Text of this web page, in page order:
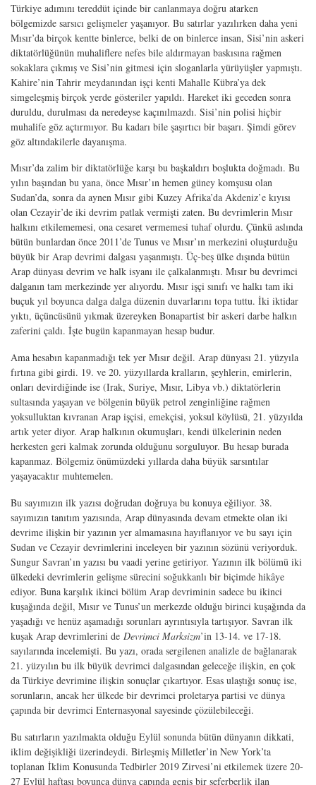
Türkiye adımını tereddüt içinde bir canlanmaya doğru atarken
bölgemizde sarsıcı gelişmeler yaşanıyor. Bu satırlar yazılırken daha yeni
Mısır’da birçok kentte binlerce, belki de on binlerce insan, Sisi’nin askeri
diktatörlüğünün muhaliflere nefes bile aldırmayan baskısına rağmen
sokaklara çıkmış ve Sisi’nin gitmesi için sloganlarla yürüyüşler yapmıştı.
Kahire’nin Tahrir meydanından işçi kenti Mahalle Kübra’ya dek
simgeleşmiş birçok yerde gösteriler yapıldı. Hareket iki geceden sonra
duruldu, durulması da neredeyse kaçınılmazdı. Sisi’nin polisi hiçbir
muhalife göz açtırmıyor. Bu kadarı bile şaşırtıcı bir başarı. Şimdi görev
göz altındakilerle dayanışma.
Mısır’da zalim bir diktatörlüğe karşı bu başkaldırı boşlukta doğmadı. Bu
yılın başından bu yana, önce Mısır’ın hemen güney komşusu olan
Sudan’da, sonra da aynen Mısır gibi Kuzey Afrika’da Akdeniz’e kıyısı
olan Cezayir’de iki devrim patlak vermişti zaten. Bu devrimlerin Mısır
halkını etkilememesi, ona cesaret vermemesi tuhaf olurdu. Çünkü aslında
bütün bunlardan önce 2011’de Tunus ve Mısır’ın merkezini oluşturduğu
büyük bir Arap devrimi dalgası yaşanmıştı. Üç-beş ülke dışında bütün
Arap dünyası devrim ve halk isyanı ile çalkalanmıştı. Mısır bu devrimci
dalganın tam merkezinde yer alıyordu. Mısır işçi sınıfı ve halkı tam iki
buçuk yıl boyunca dalga dalga düzenin duvarlarını topa tuttu. İki iktidar
yıktı, üçüncüsünü yıkmak üzereyken Bonapartist bir askeri darbe halkın
zaferini çaldı. İşte bugün kapanmayan hesap budur.
Ama hesabın kapanmadığı tek yer Mısır değil. Arap dünyası 21. yüzyıla
fırtına gibi girdi. 19. ve 20. yüzyıllarda kralların, şeyhlerin, emirlerin,
onları devirdiğinde ise (Irak, Suriye, Mısır, Libya vb.) diktatörlerin
sultasında yaşayan ve bölgenin büyük petrol zenginliğine rağmen
yoksulluktan kıvranan Arap işçisi, emekçisi, yoksul köylüsü, 21. yüzyılda
artık yeter diyor. Arap halkının okumuşları, kendi ülkelerinin neden
herkesten geri kalmak zorunda olduğunu sorguluyor. Bu hesap burada
kapanmaz. Bölgemiz önümüzdeki yıllarda daha büyük sarsıntılar
yaşayacaktır muhtemelen.
Bu sayımızın ilk yazısı doğrudan doğruya bu konuya eğiliyor. 38.
sayımızın tanıtım yazısında, Arap dünyasında devam etmekte olan iki
devrime ilişkin bir yazının yer almamasına hayıflanıyor ve bu sayı için
Sudan ve Cezayir devrimlerini inceleyen bir yazının sözünü veriyorduk.
Sungur Savran’ın yazısı bu vaadi yerine getiriyor. Yazının ilk bölümü iki
ülkedeki devrimlerin gelişme sürecini soğukkanlı bir biçimde hikâye
ediyor. Buna karşılık ikinci bölüm Arap devriminin sadece bu ikinci
kuşağında değil, Mısır ve Tunus’un merkezde olduğu birinci kuşağında da
yaşadığı ve henüz aşamadığı sorunları ayrıntısıyla tartışıyor. Savran ilk
kuşak Arap devrimlerini de Devrimci Marksizm’in 13-14. ve 17-18.
sayılarında incelemişti. Bu yazı, orada sergilenen analizle de bağlanarak
21. yüzyılın bu ilk büyük devrimci dalgasından geleceğe ilişkin, en çok
da Türkiye devrimine ilişkin sonuçlar çıkartıyor. Esas ulaştığı sonuç ise,
sorunların, ancak her ülkede bir devrimci proletarya partisi ve dünya
çapında bir devrimci Enternasyonal sayesinde çözülebileceği.
Bu satırların yazılmakta olduğu Eylül sonunda bütün dünyanın dikkati,
iklim değişikliği üzerindeydi. Birleşmiş Milletler’in New York’ta
toplanan İklim Konusunda Tedbirler 2019 Zirvesi’ni etkilemek üzere 20-
27 Eylül haftası boyunca dünya çapında geniş bir seferberlik ilan